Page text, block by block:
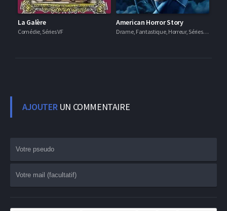
La Galère
Comédie, Séries VF
American Horror Story
Drame, Fantastique, Horreur, Séries VF
AJOUTERUN COMMENTAIRE